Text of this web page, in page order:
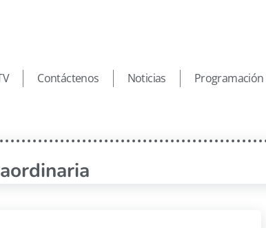
Contáctenos Noticias Programación